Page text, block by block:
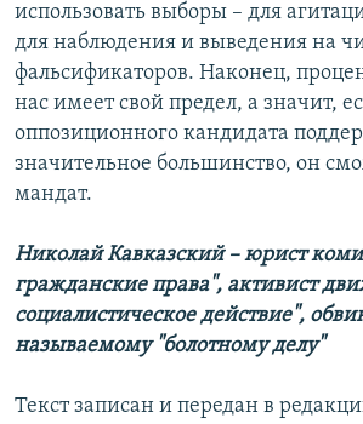
использовать выборы – для
для наблюдения и выведения на
фальсификаторов. Наконец,
нас имеет свой предел, а значит,
оппозиционного кандидата
значительное большинство, он
мандат.
Николай Кавказский – юрист
гражданские права", активист
социалистическое действие",
называемому "болотному делу"
Текст записан и передан в